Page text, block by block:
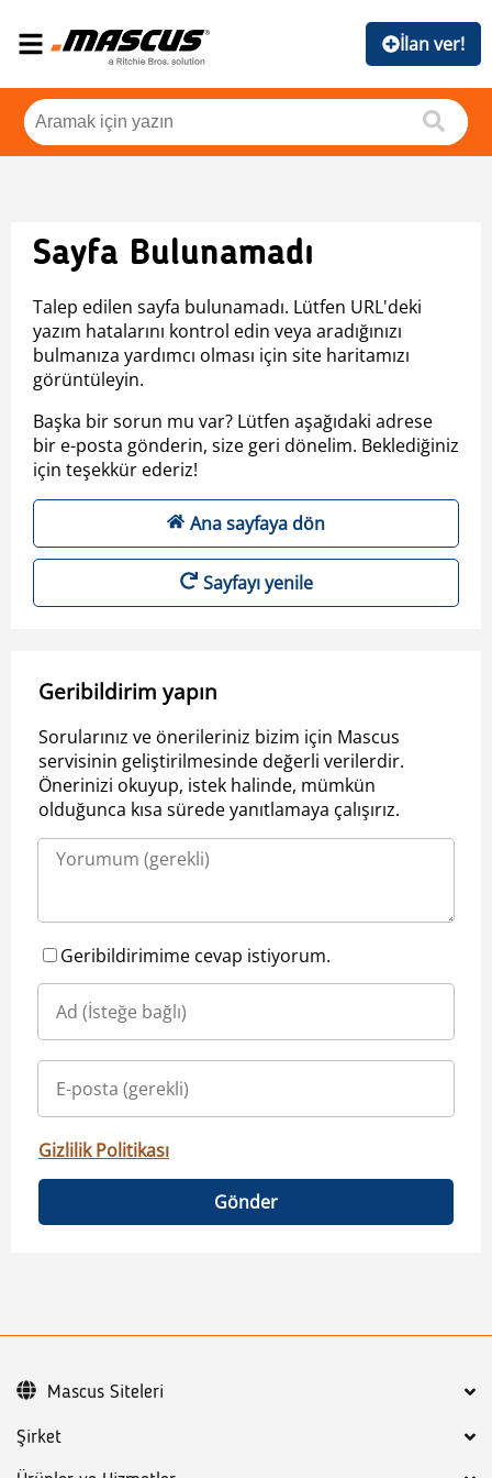
İlan ver!
Sayfa Bulunamadı
Talep edilen sayfa bulunamadı. Lütfen URL'deki
yazım hatalarını kontrol edin veya aradığınızı
bulmanıza yardımcı olması için site haritamızı
görüntüleyin.
Başka bir sorun mu var? Lütfen aşağıdaki adrese
bir e-posta gönderin, size geri dönelim. Beklediğiniz
için teşekkür ederiz!
Ana sayfaya dön
Sayfayı yenile
Geribildirim yapın
Sorularınız ve önerileriniz bizim için Mascus
servisinin geliştirilmesinde değerli verilerdir.
Önerinizi okuyup, istek halinde, mümkün
olduğunca kısa sürede yanıtlamaya çalışırız.
Geribildirimime cevap istiyorum.
Gizlilik Politikası
Gönder
Şirket
Mascus Siteleri